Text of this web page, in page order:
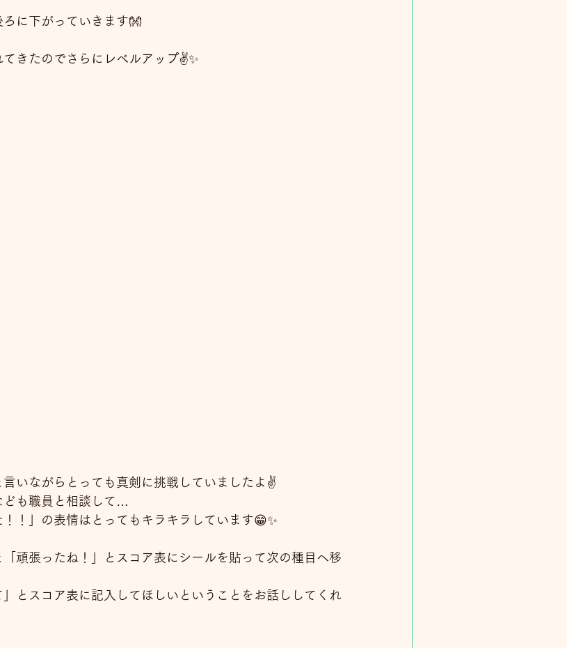
に下がっていきます👐
きたのでさらにレベルアップ✌️✨
言いながらとっても真剣に挑戦していましたよ✌️
も職員と相談して…
！」の表情はとってもキラキラしています😁✨
頑張ったね！」とスコア表にシールを貼って次の種目へ移
」とスコア表に記入してほしいということをお話ししてくれ